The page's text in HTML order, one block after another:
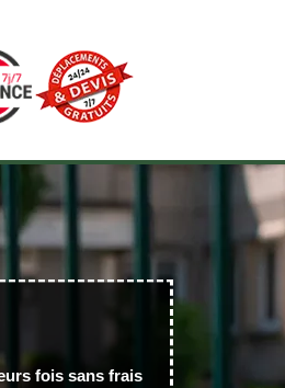
fois sans frais